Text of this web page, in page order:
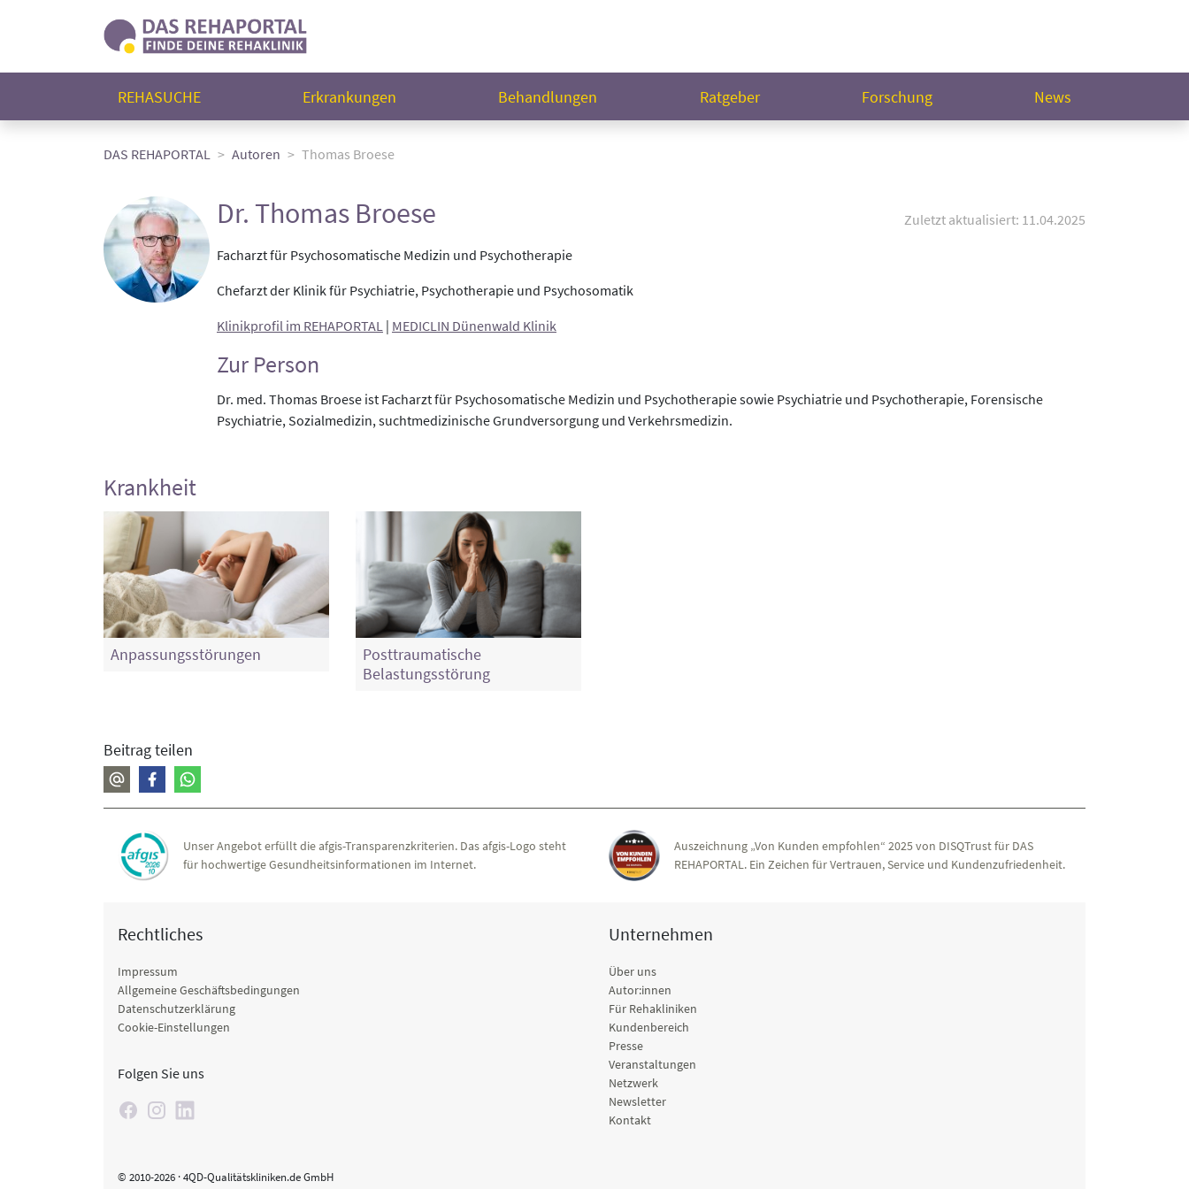
REHASUCHE Erkrankungen Behandlungen Ratgeber Forschung News
DAS REHAPORTAL Autoren Thomas Broese
Dr. Thomas Broese
Zuletzt aktualisiert: 11.04.2025
Facharzt für Psychosomatische Medizin und Psychotherapie
Chefarzt der Klinik für Psychiatrie, Psychotherapie und Psychosomatik
Klinikprofil im REHAPORTAL | MEDICLIN Dünenwald Klinik
Zur Person
Dr. med. Thomas Broese ist Facharzt für Psychosomatische Medizin und Psychotherapie sowie Psychiatrie und Psychotherapie, Forensische
Psychiatrie, Sozialmedizin, suchtmedizinische Grundversorgung und Verkehrsmedizin.
Krankheit
Anpassungsstörungen
Posttraumatische
Belastungsstörung
Beitrag teilen
Unser Angebot erfüllt die afgis-Transparenzkriterien. Das afgis-Logo steht
für hochwertige Gesundheitsinformationen im Internet.
Auszeichnung „Von Kunden empfohlen“ 2025 von DISQTrust für DAS
REHAPORTAL. Ein Zeichen für Vertrauen, Service und Kundenzufriedenheit.
Rechtliches
Impressum
Allgemeine Geschäftsbedingungen
Datenschutzerklärung
Cookie-Einstellungen
Folgen Sie uns
Unternehmen
Über uns
Autor:innen
Für Rehakliniken
Kundenbereich
Presse
Veranstaltungen
Netzwerk
Newsletter
Kontakt
© 2010-2026 · 4QD-Qualitätskliniken.de GmbH